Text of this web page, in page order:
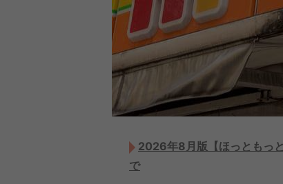
2026年8月版【ほっともっ
で